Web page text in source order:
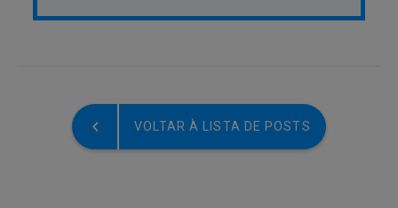
VOLTAR À LISTA DE POSTS